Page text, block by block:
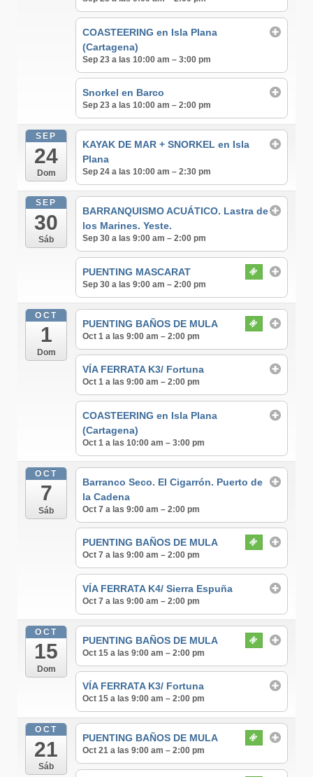
COASTEERING en Isla Plana
(Cartagena)
Sep 23 a las 10:00 am – 3:00 pm
Snorkel en Barco
Sep 23 a las 10:00 am – 2:00 pm
SEP
24
Dom
KAYAK DE MAR + SNORKEL en Isla
Plana
Sep 24 a las 10:00 am – 2:30 pm
SEP
30
Sáb
BARRANQUISMO ACUÁTICO. Lastra de
los Marines. Yeste.
Sep 30 a las 9:00 am – 2:00 pm
PUENTING MASCARAT
Sep 30 a las 9:00 am – 2:00 pm
OCT
1
Dom
PUENTING BAÑOS DE MULA
Oct 1 a las 9:00 am – 2:00 pm
VÍA FERRATA K3/ Fortuna
Oct 1 a las 9:00 am – 2:00 pm
COASTEERING en Isla Plana
(Cartagena)
Oct 1 a las 10:00 am – 3:00 pm
OCT
7
Sáb
Barranco Seco. El Cigarrón. Puerto de
la Cadena
Oct 7 a las 9:00 am – 2:00 pm
PUENTING BAÑOS DE MULA
Oct 7 a las 9:00 am – 2:00 pm
VÍA FERRATA K4/ Sierra Espuña
Oct 7 a las 9:00 am – 2:00 pm
OCT
15
Dom
PUENTING BAÑOS DE MULA
Oct 15 a las 9:00 am – 2:00 pm
VÍA FERRATA K3/ Fortuna
Oct 15 a las 9:00 am – 2:00 pm
OCT
21
Sáb
PUENTING BAÑOS DE MULA
Oct 21 a las 9:00 am – 2:00 pm